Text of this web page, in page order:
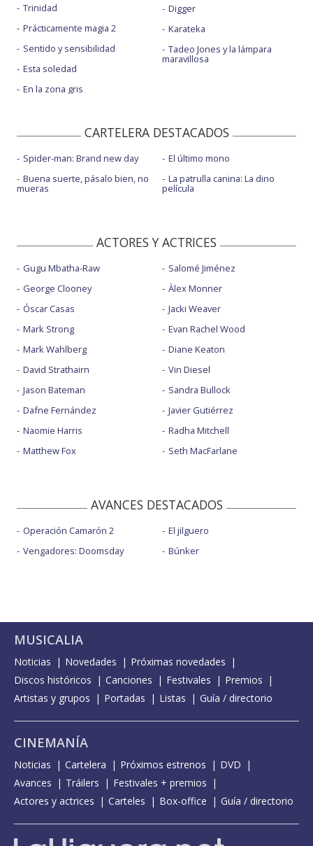
Trinidad
Prácticamente magia 2
Sentido y sensibilidad
Esta soledad
En la zona gris
Digger
Karateka
Tadeo Jones y la lámpara
maravillosa
CARTELERA DESTACADOS
Spider-man: Brand new day
Buena suerte, pásalo bien, no
mueras
El último mono
La patrulla canina: La dino
película
ACTORES Y ACTRICES
Gugu Mbatha-Raw
George Clooney
Óscar Casas
Mark Strong
Mark Wahlberg
David Strathairn
Jason Bateman
Dafne Fernández
Naomie Harris
Matthew Fox
Salomé Jiménez
Àlex Monner
Jacki Weaver
Evan Rachel Wood
Diane Keaton
Vin Diesel
Sandra Bullock
Javier Gutiérrez
Radha Mitchell
Seth MacFarlane
AVANCES DESTACADOS
Operación Camarón 2
Vengadores: Doomsday
El jilguero
Búnker
MUSICALIA
Noticias Novedades
Próximas novedades
Discos históricos
Canciones Festivales
Premios
Artistas y grupos
Portadas Listas Guía / directorio
CINEMANÍA
Noticias Cartelera Próximos estrenos
DVD
Avances
Tráilers
Festivales + premios
Actores y actrices
Carteles Box-office Guía / directorio